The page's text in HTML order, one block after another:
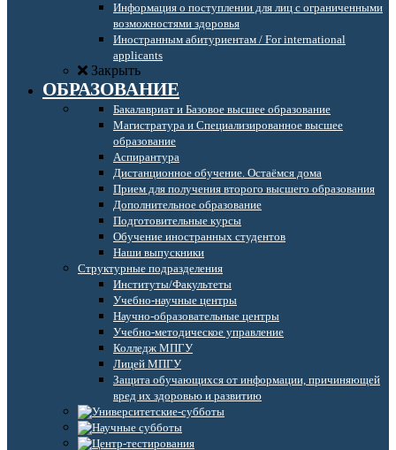
Информация о поступлении для лиц с ограниченными
возможностями здоровья
Иностранным абитуриентам / For international
applicants
Закрыть
ОБРАЗОВАНИЕ
Бакалавриат и Базовое высшее образование
Магистратура и Специализированное высшее
образование
Аспирантура
Дистанционное обучение. Остаёмся дома
Прием для получения второго высшего образования
Дополнительное образование
Подготовительные курсы
Обучение иностранных студентов
Наши выпускники
Структурные подразделения
Институты/Факультеты
Учебно-научные центры
Научно-образовательные центры
Учебно-методическое управление
Колледж МПГУ
Лицей МПГУ
Защита обучающихся от информации, причиняющей
вред их здоровью и развитию